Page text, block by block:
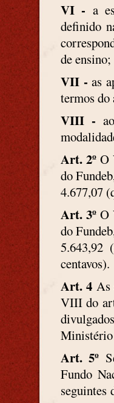
VI - a
definido
de ensino;
VII - as
termos do
VIII -
Art. 2ºO
do
4.677,07
Art. 3º O
do
5.643,92
centavos).
Art. 4 As
VIII do
Ministério
Art. 5º
Fundo
seguintes